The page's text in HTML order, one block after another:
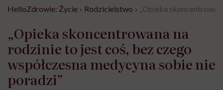
HelloZdrowie: Życie › Rodzicielstwo › „Opieka
„Opieka skoncentrowana na
rodzinie to jest coś, bez czego
współczesna medycyna sobie nie
poradzi”